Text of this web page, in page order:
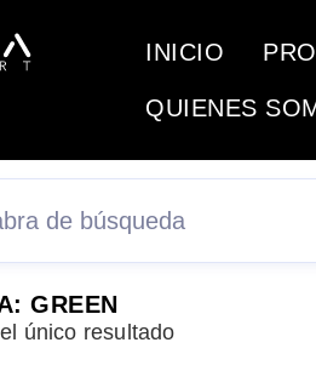
INICIO
QUIENES
GREEN
único resultado